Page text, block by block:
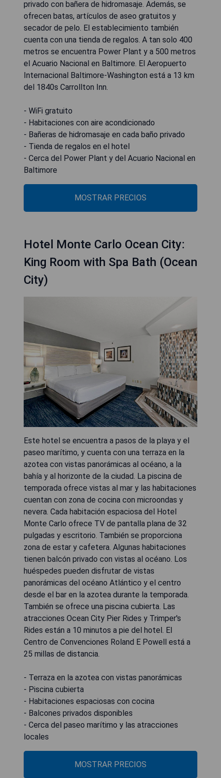
privado con bañera de hidromasaje. Además, se
ofrecen batas, artículos de aseo gratuitos y
secador de pelo. El establecimiento también
cuenta con una tienda de regalos. A tan solo 400
metros se encuentra Power Plant y a 500 metros
el Acuario Nacional en Baltimore. El Aeropuerto
Internacional Baltimore-Washington está a 13 km
del 1840s Carrollton Inn.
- WiFi gratuito
- Habitaciones con aire acondicionado
- Bañeras de hidromasaje en cada baño privado
- Tienda de regalos en el hotel
- Cerca del Power Plant y del Acuario Nacional en
Baltimore
MOSTRAR PRECIOS
Hotel Monte Carlo Ocean City:
King Room with Spa Bath (Ocean
City)
Este hotel se encuentra a pasos de la playa y el
paseo marítimo, y cuenta con una terraza en la
azotea con vistas panorámicas al océano, a la
bahía y al horizonte de la ciudad. La piscina de
temporada ofrece vistas al mar y las habitaciones
cuentan con zona de cocina con microondas y
nevera. Cada habitación espaciosa del Hotel
Monte Carlo ofrece TV de pantalla plana de 32
pulgadas y escritorio. También se proporciona
zona de estar y cafetera. Algunas habitaciones
tienen balcón privado con vistas al océano. Los
huéspedes pueden disfrutar de vistas
panorámicas del océano Atlántico y el centro
desde el bar en la azotea durante la temporada.
También se ofrece una piscina cubierta. Las
atracciones Ocean City Pier Rides y Trimper's
Rides están a 10 minutos a pie del hotel. El
Centro de Convenciones Roland E Powell está a
25 millas de distancia.
- Terraza en la azotea con vistas panorámicas
- Piscina cubierta
- Habitaciones espaciosas con cocina
- Balcones privados disponibles
- Cerca del paseo marítimo y las atracciones
locales
MOSTRAR PRECIOS